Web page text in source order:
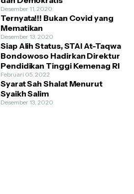
Desember 11, 2020
Ternyata!!! Bukan Covid yang
Mematikan
Desember 13, 2020
Siap Alih Status, STAI At-Taqwa
Bondowoso Hadirkan Direktur
Pendidikan Tinggi Kemenag RI
Februari 05, 2022
Syarat Sah Shalat Menurut
Syaikh Salim
Desember 13, 2020